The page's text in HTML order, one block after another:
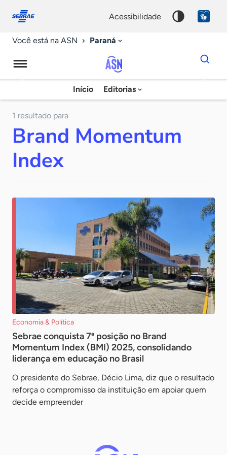
conosco
acessibilidade
Você está na ASN Paraná
Agência
Sebrae
Notícias
Início Editorias
Dados
para
chave
1 resultado para
Brand Momentum
Index
Economia & Política
Sebrae conquista 7ª posição no Brand
Momentum Index (BMI) 2025, consolidando
liderança em educação no Brasil
O presidente do Sebrae, Décio Lima, diz que o resultado
reforça o compromisso da instituição em apoiar quem
decide empreender